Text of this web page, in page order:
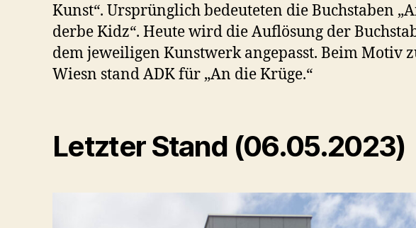
Kunst“. Ursprünglich bedeuteten die Buchstaben
derbe Kidz“. Heute wird die Auflösung der
dem jeweiligen Kunstwerk angepasst. Beim Motiv
Wiesn stand ADK für „An die Krüge.“
Letzter Stand (06.05.2023)